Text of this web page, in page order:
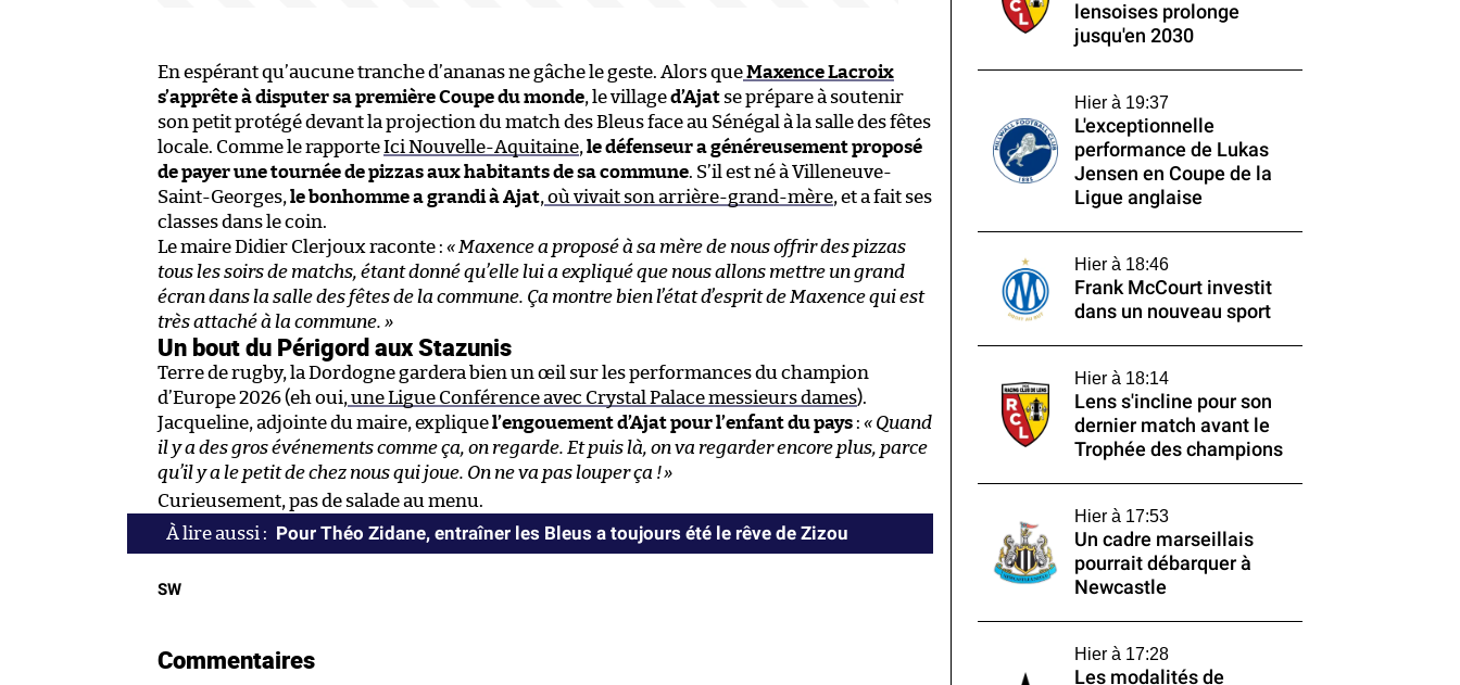
En espérant qu’aucune tranche d’ananas ne gâche le geste. Alors queMaxence Lacroix
s’apprête à disputer sa première Coupe du monde, le villaged’Ajat se prépare à soutenir
son petit protégé devant la projection du match des Bleus face au Sénégal à la salle des fêtes
locale. Comme le rapporteIci Nouvelle-Aquitaine, le défenseur a généreusement proposé
de payer une tournée de pizzas aux habitants de sa commune. S’il est né à Villeneuve-
Saint-Georges, le bonhomme a grandi à Ajat, où vivait son arrière-grand-mère, et a fait ses
classes dans le coin.
Le maire Didier Clerjoux raconte : « Maxence a proposé à sa mère de nous offrir des pizzas
tous les soirs de matchs, étant donné qu’elle lui a expliqué que nous allons mettre un grand
écran dans la salle des fêtes de la commune. Ça montre bien l’état d’esprit de Maxence qui est
très attaché à la commune. »
Un bout du Périgord aux Stazunis
Terre de rugby, la Dordogne gardera bien un œil sur les performances du champion
d’Europe 2026 (eh oui, une Ligue Conférence avec Crystal Palace messieurs dames).
Jacqueline, adjointe du maire, expliquel’engouement d’Ajat pour l’enfant du pays : « Quand
il y a des gros événements comme ça, on regarde. Et puis là, on va regarder encore plus, parce
qu’il y a le petit de chez nous qui joue. On ne va pas louper ça !»
Curieusement, pas de salade au menu.
Pour Théo Zidane, entraîner les Bleus a toujours été le rêve de Zizou
SW
Commentaires
lensoises prolonge
jusqu'en 2030
Hier à 19:37
L'exceptionnelle
performance de Lukas
Jensen en Coupe de la
Ligue anglaise
Hier à 18:46
Frank McCourt investit
dans un nouveau sport
Hier à 18:14
Lens s'incline pour son
dernier match avant le
Trophée des champions
Hier à 17:53
Un cadre marseillais
pourrait débarquer à
Newcastle
Hier à 17:28
Les modalités de